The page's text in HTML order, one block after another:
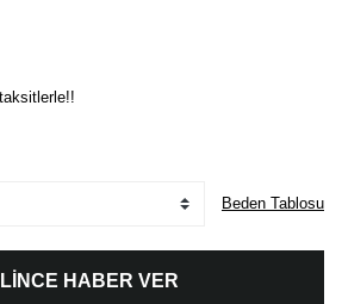
Beden Tablosu
HABER VER